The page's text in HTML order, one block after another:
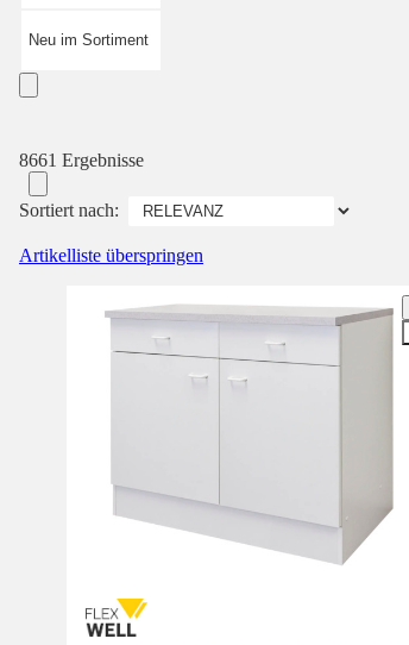
Neu im Sortiment
8661 Ergebnisse
Sortiert nach:
Artikelliste überspringen